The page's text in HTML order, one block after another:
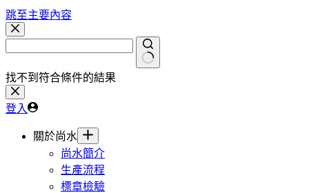
跳至主要內容
找不到符合條件的結果
登入
關於尚水
尚水簡介
生產流程
標章檢驗